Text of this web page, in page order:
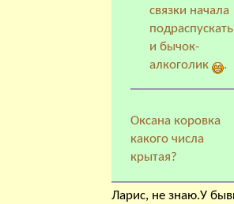
связки начала
подраспускать
и бычок-
алкоголик
.
Оксана коровка
какого числа
крытая?
Ларис, не знаю.У